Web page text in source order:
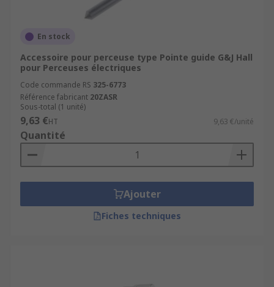
En stock
Accessoire pour perceuse type Pointe guide G&J Hall
pour Perceuses électriques
Code commande RS 325-6773
Référence fabricant 20ZASR
Sous-total (1 unité)
9,63 €HT 9,63 €/unité
Quantité
Ajouter
Fiches techniques